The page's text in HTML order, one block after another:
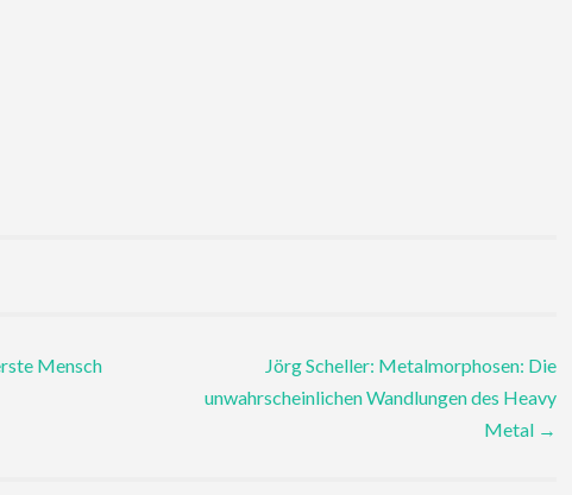
Mensch
Jörg Scheller: Metalmorphosen: Die
unwahrscheinlichen Wandlungen des Heavy
Metal →